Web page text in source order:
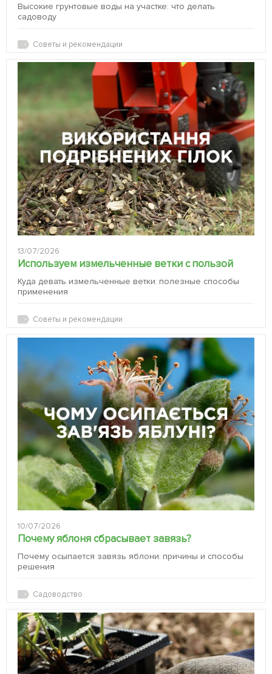
Высокие грунтовые воды на участке: что делать
садоводу
Советы и рекомендации
13/07/2026
Используем измельченные ветки с пользой
Куда девать измельченные ветки: полезные способы
применения
Советы и рекомендации
10/07/2026
Почему яблоня сбрасывает завязь?
Почему осыпается завязь яблони: причины и способы
решения
Садоводство